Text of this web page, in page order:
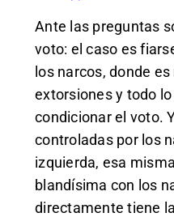
Ante las preguntas
voto: el caso es
los narcos, donde
extorsiones y todo
condicionar el voto.
controladas por los
izquierda, esa
blandísima con los
directamente tiene